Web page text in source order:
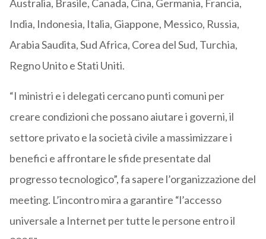
Australia, Brasile, Canada, Cina, Germania, Francia,
India, Indonesia, Italia, Giappone, Messico, Russia,
Arabia Saudita, Sud Africa, Corea del Sud, Turchia,
Regno Unito e Stati Uniti.
“I ministri e i delegati cercano punti comuni per
creare condizioni che possano aiutare i governi, il
settore privato e la società civile a massimizzare i
benefici e affrontare le sfide presentate dal
progresso tecnologico”, fa sapere l’organizzazione del
meeting. L’incontro mira a garantire “l’accesso
universale a Internet per tutte le persone entro il